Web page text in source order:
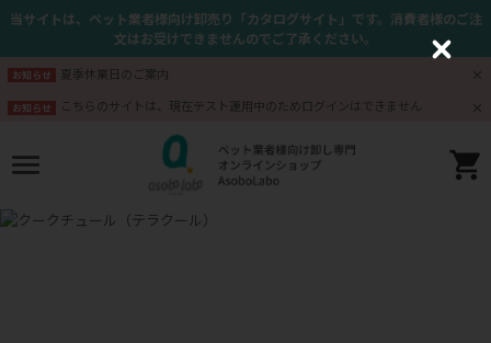
当サイトは、ペット業者様向け卸売り「カタログサイト」です。消費者様のご注
文はお受けできませんのでご了承ください。
お知らせ 夏季休業日のご案内
お知らせ こちらのサイトは、現在テスト運用中のためログインはできません
C